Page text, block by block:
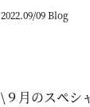
2022.09/09 Blog
\９月のスペシ